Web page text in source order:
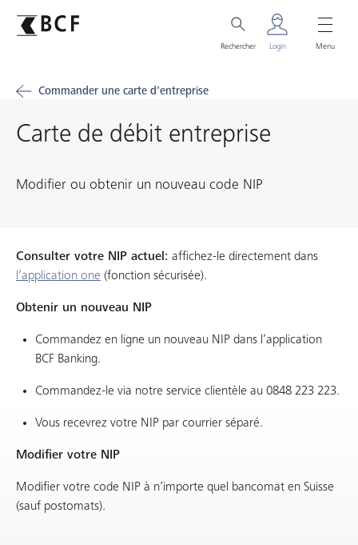
Rechercher Login Menu
Commander une carte d’entreprise
Carte de débit entreprise
Modifier ou obtenir un nouveau code NIP
Consulter votre NIP actuel: affichez-le directement dans
l’application one (fonction sécurisée).
Obtenir un nouveau NIP
Commandez en ligne un nouveau NIP dans l’application
BCF Banking.
Commandez-le via notre service clientèle au 0848 223 223.
Vous recevrez votre NIP par courrier séparé.
Modifier votre NIP
Modifier votre code NIP à n’importe quel bancomat en Suisse
(sauf postomats).